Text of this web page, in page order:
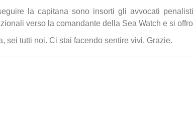
la capitana sono insorti gli avvocati
verso la comandante della Sea Watch e si
tutti noi. Ci stai facendo sentire vivi. Grazie.